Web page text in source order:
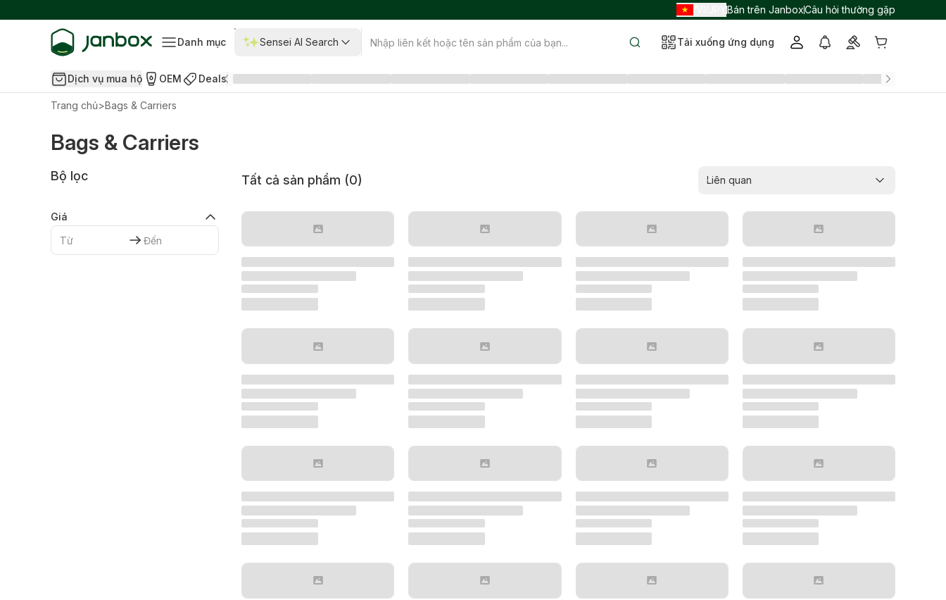
Bán trên JanboxCâu hỏi thường gặp
Danh mục Sensei AI Search Tải xuống ứng dụng
Dịch vụ mua hộ OEM Deals
Trang chủ>Bags & Carriers
Bags & Carriers
Bộ lọc
Giá
Tất cả sản phẩm (0) Liên quan